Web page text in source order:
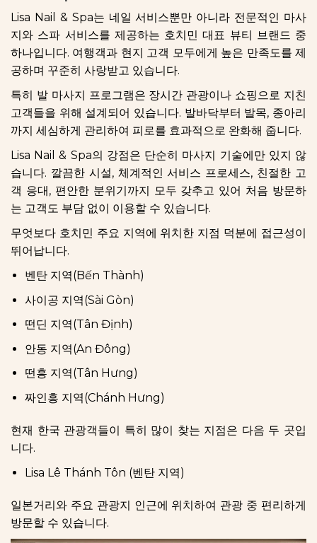
Lisa Nail & Spa는 네일 서비스뿐만 아니라 전문적인 마사
지와 스파 서비스를 제공하는 호치민 대표 뷰티 브랜드 중
하나입니다. 여행객과 현지 고객 모두에게 높은 만족도를 제
공하며 꾸준히 사랑받고 있습니다.
특히 발 마사지 프로그램은 장시간 관광이나 쇼핑으로 지친
고객들을 위해 설계되어 있습니다. 발바닥부터 발목, 종아리
까지 세심하게 관리하여 피로를 효과적으로 완화해 줍니다.
Lisa Nail & Spa의 강점은 단순히 마사지 기술에만 있지 않
습니다. 깔끔한 시설, 체계적인 서비스 프로세스, 친절한 고
객 응대, 편안한 분위기까지 모두 갖추고 있어 처음 방문하
는 고객도 부담 없이 이용할 수 있습니다.
무엇보다 호치민 주요 지역에 위치한 지점 덕분에 접근성이
뛰어납니다.
벤탄 지역(Bến Thành)
사이공 지역(Sài Gòn)
떤딘 지역(Tân Định)
안동 지역(An Đông)
떤흥 지역(Tân Hưng)
짜인흥 지역(Chánh Hưng)
현재 한국 관광객들이 특히 많이 찾는 지점은 다음 두 곳입
니다.
Lisa Lê Thánh Tôn (벤탄 지역)
일본거리와 주요 관광지 인근에 위치하여 관광 중 편리하게
방문할 수 있습니다.